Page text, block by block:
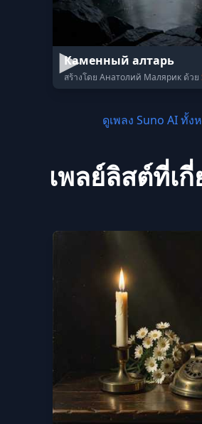
Каменный алтарь
สร้างโดย Анатолий Малярик ด้วย
ดูเพลง Suno AI ทั้ง
เพลย์ลิสต์ที่เ